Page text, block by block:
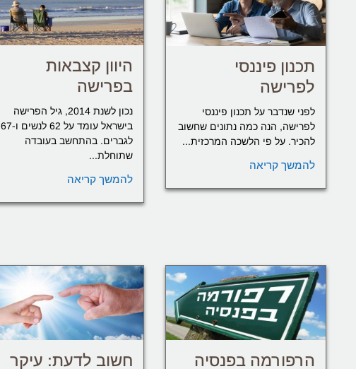
תכנון פיננסי
לפרישה
לפני שנדבר על תכנון פיננסי
לפרישה, הנה כמה נתונים שחשוב
להכיר. על פי הלשכה המרכזית...
להמשך קריאה
היוון קצבאות
בפרישה
נכון לשנת 2014, גיל הפרישה
בישראל עומד על 62 לנשים ו-67
לגברים. בהתחשב בעובדה
שתוחלת...
להמשך קריאה
הרפורמה בפנסיה חשוב לדעת: עיקר